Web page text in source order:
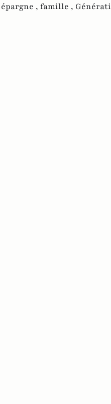
épargne , famille ,